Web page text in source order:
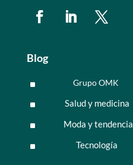
Blog
^ Grupo OMK
^ Salud y medicina
^ Moda y tendencia
^ Tecnología